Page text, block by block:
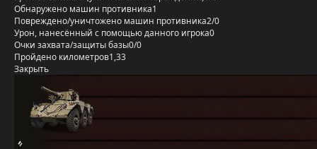
Обнаружено машин противника1
Повреждено/уничтожено машин противника2/0
Урон, нанесённый с помощью данного игрока0
Очки захвата/защиты базы0/0
Пройдено километров1,33
Закрыть